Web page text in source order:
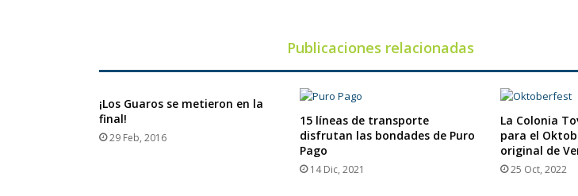
Publicaciones relacionadas
¡Los Guaros se metieron en la
final!
29 Feb, 2016
15 líneas de transporte
disfrutan las bondades de Puro
Pago
14 Dic, 2021
La Colonia
para el
original de
25 Oct, 2022